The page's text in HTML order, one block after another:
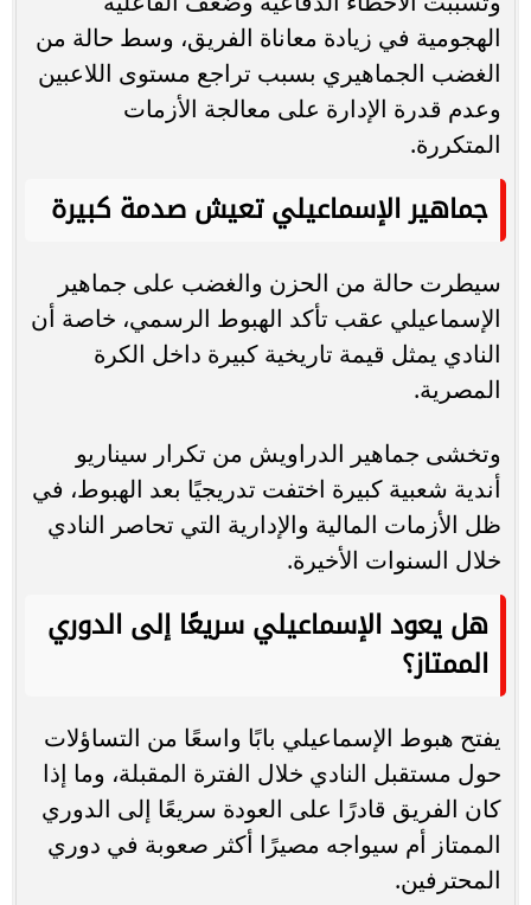
الهجومية في زيادة معاناة الفريق، وسط حالة من
الغضب الجماهيري بسبب تراجع مستوى اللاعبين
وعدم قدرة الإدارة على معالجة الأزمات
المتكررة.
جماهير الإسماعيلي تعيش صدمة كبيرة
سيطرت حالة من الحزن والغضب على جماهير
الإسماعيلي عقب تأكد الهبوط الرسمي، خاصة أن
النادي يمثل قيمة تاريخية كبيرة داخل الكرة
المصرية.
وتخشى جماهير الدراويش من تكرار سيناريو
أندية شعبية كبيرة اختفت تدريجيًا بعد الهبوط، في
ظل الأزمات المالية والإدارية التي تحاصر النادي
خلال السنوات الأخيرة.
هل يعود الإسماعيلي سريعًا إلى الدوري
الممتاز؟
يفتح هبوط الإسماعيلي بابًا واسعًا من التساؤلات
حول مستقبل النادي خلال الفترة المقبلة، وما إذا
كان الفريق قادرًا على العودة سريعًا إلى الدوري
الممتاز أم سيواجه مصيرًا أكثر صعوبة في دوري
المحترفين.